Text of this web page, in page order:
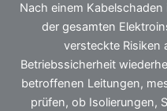
Nach einem
der gesamten
versteckte Risiken
Betriebssicherheit
betroffenen Leitungen,
prüfen, ob Isolierungen,